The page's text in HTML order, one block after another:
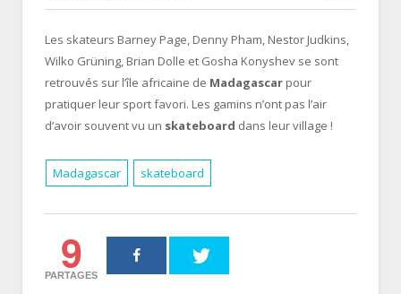
Les skateurs Barney Page, Denny Pham, Nestor Judkins,
Wilko Grüning, Brian Dolle et Gosha Konyshev se sont
retrouvés sur l’île africaine de Madagascar pour
pratiquer leur sport favori. Les gamins n’ont pas l’air
d’avoir souvent vu un skateboard dans leur village !
Madagascar skateboard
9
PARTAGES